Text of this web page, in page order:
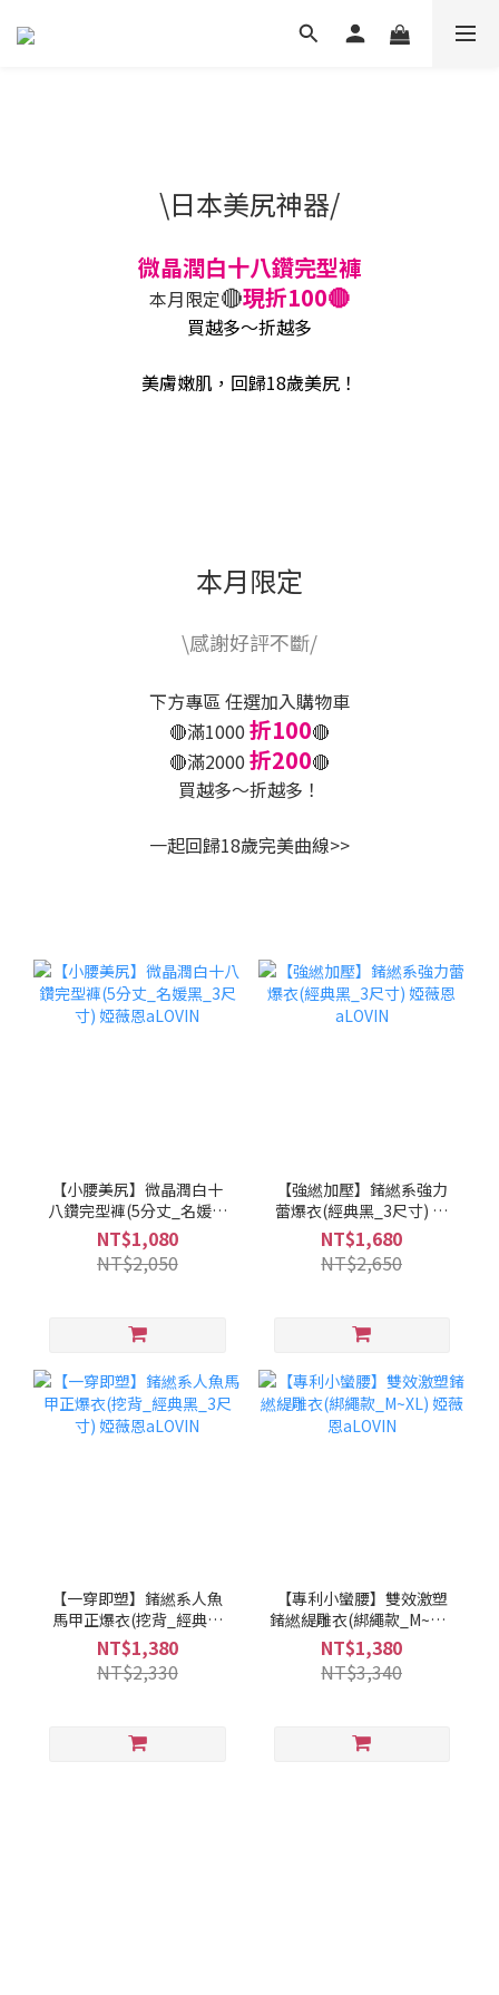
\日本美尻神器/
微晶潤白十八鑽完型褲
本月限定🔴現折100🔴
買越多～折越多
美膚嫩肌， 回歸18歲美尻！
本月限定
\感謝好評不斷/
下方專區 任選加入購物車
🔴滿1000 折100🔴
🔴滿2000 折200🔴
買越多～折越多！
一起回歸18歲完美曲線>>
【小腰美尻】微晶潤白十
八鑽完型褲(5分丈_名媛黑
_3尺寸) 婭薇恩aLOVIN
NT$1,080
NT$2,050
【強繎加壓】鍺繎系強力
蕾爆衣(經典黑_3尺寸) 婭
薇恩aLOVIN
NT$1,680
NT$2,650
【一穿即塑】鍺繎系人魚
馬甲正爆衣(挖背_經典黑
_3尺寸) 婭薇恩aLOVIN
NT$1,380
NT$2,330
【專利小蠻腰】雙效激塑
鍺繎緹雕衣(綁繩款_M~XL)
婭薇恩aLOVIN
NT$1,380
NT$3,340